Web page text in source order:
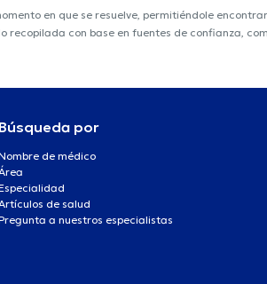
en que se resuelve, permitiéndole
con base en fuentes de confianza,
Búsqueda por
de médico
de salud
a nuestros especialistas